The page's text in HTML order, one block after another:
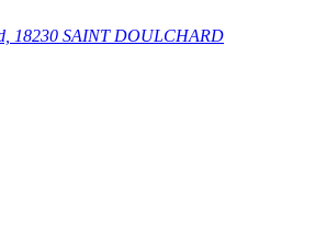
18230 SAINT DOULCHARD